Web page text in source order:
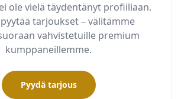
ole vielä täydentänyt profiiliaan.
tarjoukset – välitämme
vahvistetuille premium
kumppaneillemme.
Pyydä tarjous